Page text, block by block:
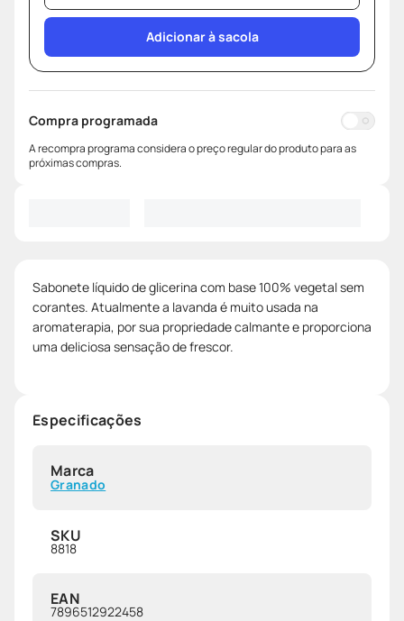
Adicionar à sacola
Compra programada
A recompra programa considera o preço regular do produto para as
próximas compras.
Sabonete líquido de glicerina com base 100% vegetal sem
corantes. Atualmente a lavanda é muito usada na
aromaterapia, por sua propriedade calmante e proporciona
uma deliciosa sensação de frescor.
Especificações
Marca
Granado
SKU
8818
EAN
7896512922458